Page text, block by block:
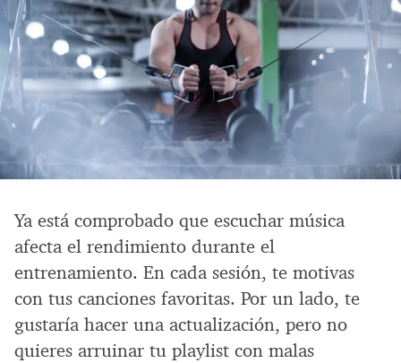
Ya está comprobado que escuchar música
afecta el rendimiento durante el
entrenamiento. En cada sesión, te motivas
con tus canciones favoritas. Por un lado, te
gustaría hacer una actualización, pero no
quieres arruinar tu playlist con malas